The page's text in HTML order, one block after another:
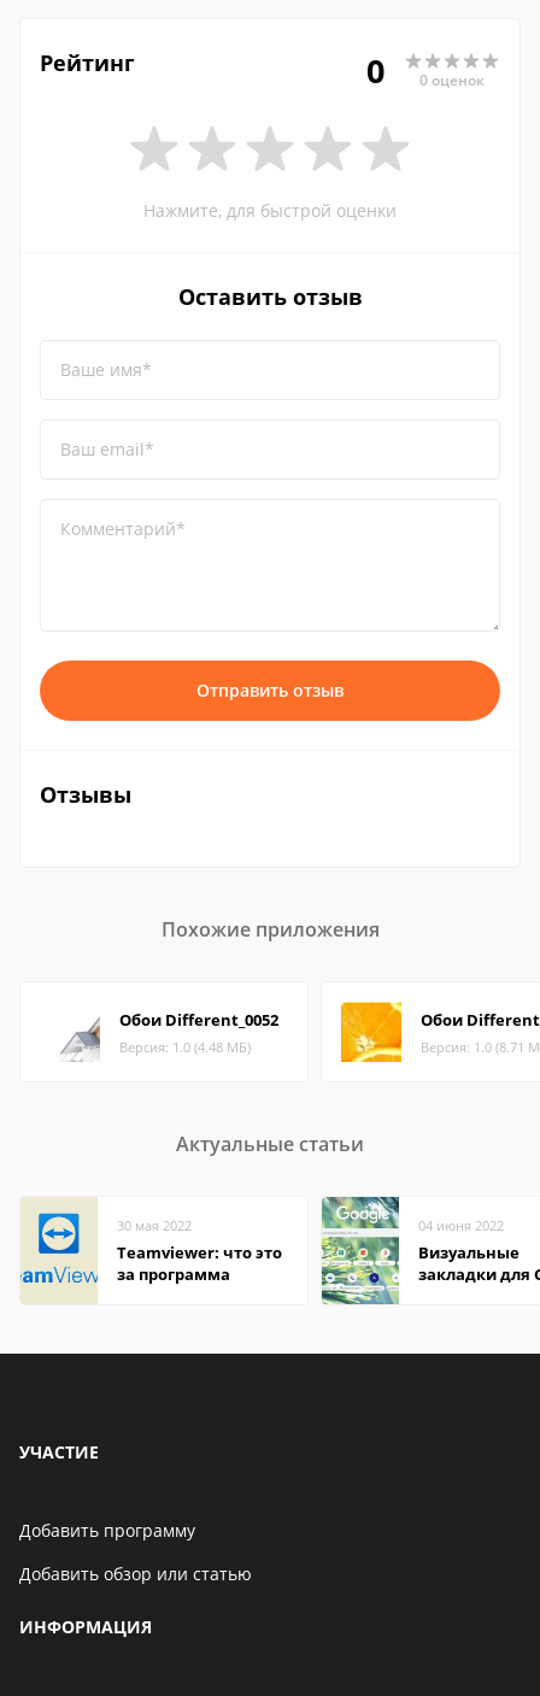
Рейтинг 0 0 оценок
Нажмите, для быстрой оценки
Оставить отзыв
Ваше имя*
Ваш email*
Комментарий*
Отправить отзыв
Отзывы
Похожие приложения
Обои Different_0052
Версия: 1.0 (4.48 МБ)
Обои
Версия: 1.0 (8.71
Актуальные статьи
30 мая 2022
Teamviewer: что это
за программа
04 июня 2022
Визуальные
закладки для
УЧАСТИЕ
Добавить программу
Добавить обзор или статью
ИНФОРМАЦИЯ